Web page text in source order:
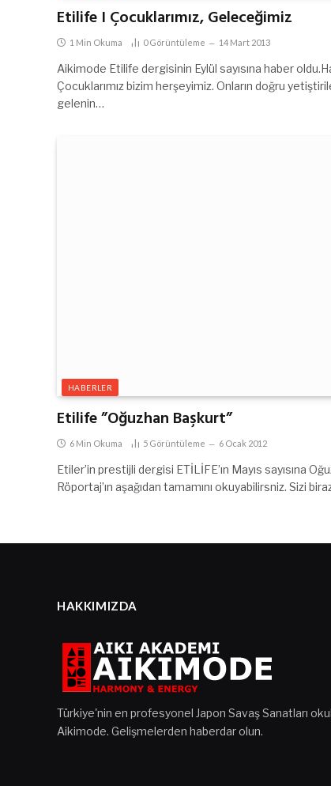
Etilife I Çocuklarımız, Geleceğimiz
1 Min Okuma 0Görüntüleme 14 Mart 2013
Aikimode Etilife dergisinin Eylül sayısına haber
Çocuklarımız bizim herşeyimiz. Onların doğru
gelenin…
HABERLER
Etilife ”Oğuzhan Başkurt”
6 Min Okuma 5 Görüntüleme 6 Ocak 2012
Etiler’in prestijli dergisi ETİLİFE’ın Mayıs sayısına
Röportaj’ın aşağıdan tamamını okuyabilirsniz. Sizi
HAKKIMIZDA
Türkiye'nin en profesyonel Japon Savaş Sanatları
Aikimode. Gelişmelerden haberdar olun.